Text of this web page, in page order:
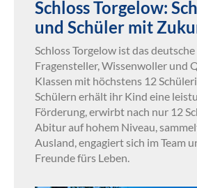
Schloss Torgelow:
und Schüler mit
Schloss Torgelow ist das
Fragensteller, Wissenwoller und
Klassen mit höchstens 12
Schülern erhält ihr Kind eine
Förderung, erwirbt nach nur 12
Abitur auf hohem Niveau,
Ausland, engagiert sich im Team
Freunde fürs Leben.